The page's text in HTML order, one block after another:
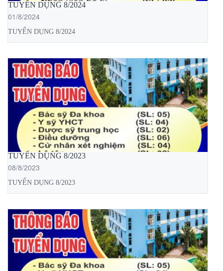
TUYỂN DỤNG 8/2024
01/8/2024
TUYỂN DỤNG 8/2024
TUYỂN DỤNG 8/2023
08/8/2023
TUYỂN DỤNG 8/2023